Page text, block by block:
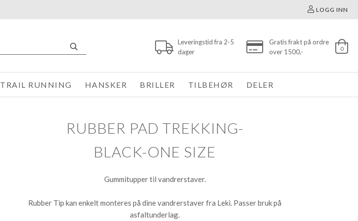
LOGG INN
Leveringstid fra 2-5
dager
Gratis frakt på ordre
over 1500,-
0
TRAIL RUNNING HANSKER BRILLER TILBEHØR DELER
RUBBER PAD TREKKING-
BLACK-ONE SIZE
Gummitupper til vandrerstaver.
Rubber Tip kan enkelt monteres på dine vandrerstaver fra Leki. Passer bruk på
asfaltunderlag.